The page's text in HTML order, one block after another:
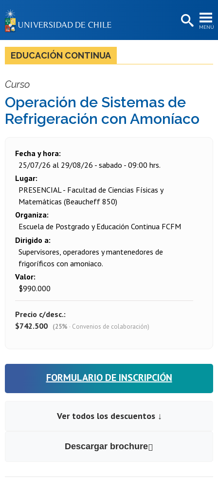
MENÚ
BIBLIOTECAS
LA UNIVERSIDAD
Académicas/os
EDUCACIÓN CONTINUA
Curso
Operación de Sistemas de
Refrigeración con Amoníaco
Fecha y hora
25/07/26 al 29/08/26 - sabado - 09:00 hrs.
Lugar
PRESENCIAL - Facultad de Ciencias Físicas y
Matemáticas (Beaucheff 850)
Organiza
Escuela de Postgrado y Educación Continua FCFM
Dirigido a
Supervisores, operadores y mantenedores de
frigoríficos con amoniaco.
Valor
$990.000
Precio c/desc.
$742.500
(25% · Convenios de colaboración)
FORMULARIO DE INSCRIPCIÓN
Ver todos los descuentos ↓
Descargar brochure